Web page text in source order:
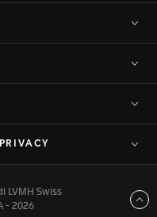
LVMH Swiss
- 2026
Torna a inizio pagina